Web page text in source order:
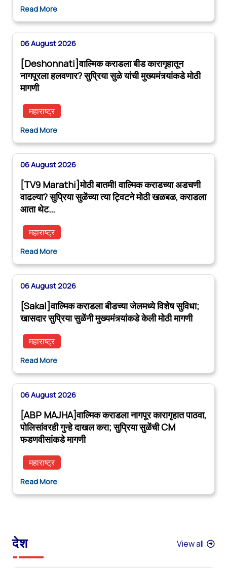
Read More
06 August 2026
[Deshonnati]वाल्मिक कराडला बीड कारागृहातून
नागपूरला हलवणार? सुप्रिया सुळे यांची मुख्यमंत्र्यांकडे मोठी
मागणी
महाराष्ट्र
Read More
06 August 2026
[TV9 Marathi]मोठी बातमी! वाल्मिक कराडच्या अडचणी
वाढल्या? सुप्रिया सुळेंच्या त्या ट्विटने मोठी खळबळ, कराडला
आता थेट…
महाराष्ट्र
Read More
06 August 2026
[Sakal]वाल्मिक कराडला बीडच्या जेलमध्ये विशेष सुविधा;
खासदार सुप्रिया सुळेंनी मुख्यमंत्र्यांकडे केली मोठी मागणी
महाराष्ट्र
Read More
06 August 2026
[ABP MAJHA]वाल्मिक कराडला नागपूर कारागृहात पाठवा,
पोलिसांवरही गुन्हे दाखल करा; सुप्रिया सुळेंची CM
फडणवीसांकडे मागणी
महाराष्ट्र
Read More
देश View all